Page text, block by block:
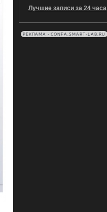
Лучшие записи за 24 часа
РЕКЛАМА • CONFA.SMART-LAB.RU